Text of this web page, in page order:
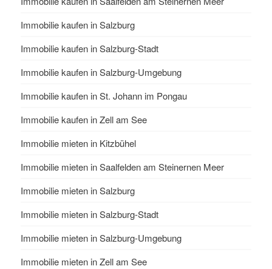
Immobilie kaufen in Salzburg
Immobilie kaufen in Salzburg-Stadt
Immobilie kaufen in Salzburg-Umgebung
Immobilie kaufen in St. Johann im Pongau
Immobilie kaufen in Zell am See
Immobilie mieten in Kitzbühel
Immobilie mieten in Saalfelden am Steinernen Meer
Immobilie mieten in Salzburg
Immobilie mieten in Salzburg-Stadt
Immobilie mieten in Salzburg-Umgebung
Immobilie mieten in Zell am See